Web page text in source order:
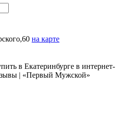
на карте
в Екатеринбурге в интернет-
| «Первый Мужской»